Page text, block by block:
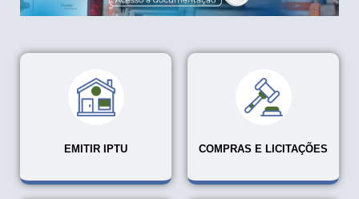
EMITIR IPTU COMPRAS E LICITAÇÕES